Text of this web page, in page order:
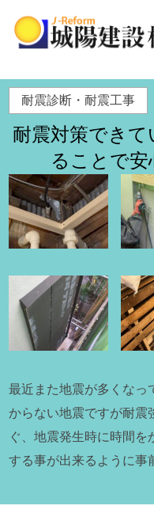
コ
ン
ツ
へ
ス
キ
プ
耐震診断・耐震工事
耐震対策できて
ることで
最近また地震が多くな
からない地震ですが耐震
ぐ、地震発生時に時間
する事が出来るように事